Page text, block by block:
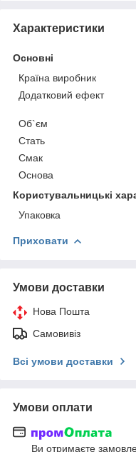
Характеристики
Основні
Країна виробник
Додатковий ефект
Об`єм
Стать
Смак
Основа
Користувальницькі
Упаковка
Приховати
Умови доставки
Нова Пошта
Самовивіз
Всі умови доставки
Умови оплати
Ви отримаєте